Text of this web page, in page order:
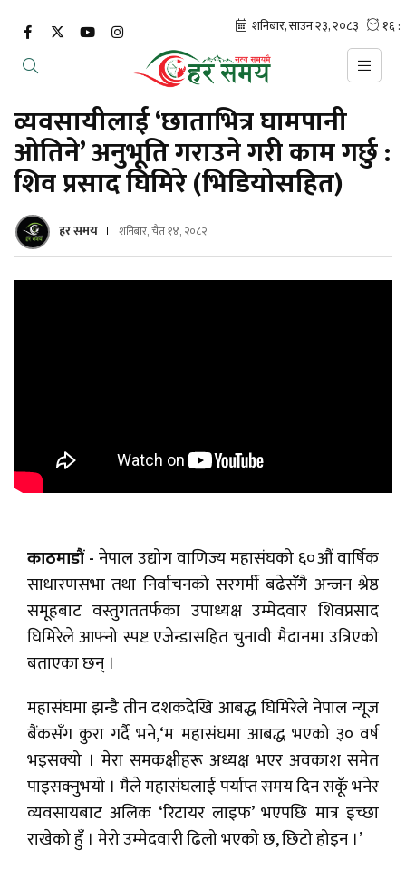
व्यवसायीलाई ‘छाताभित्र घामपानी
ओतिने’ अनुभूति गराउने गरी काम गर्छु :
शिव प्रसाद घिमिरे (भिडियोसहित)
हर समय शनिबार, चैत १४, २०८२
काठमाडौं -नेपाल उद्योग वाणिज्य महासंघको ६०औं वार्षिक
साधारणसभा तथा निर्वाचनको सरगर्मी बढेसँगै अन्जन श्रेष्ठ
समूहबाट वस्तुगततर्फका उपाध्यक्ष उम्मेदवार शिवप्रसाद
घिमिरेले आफ्नो स्पष्ट एजेन्डासहित चुनावी मैदानमा उत्रिएको
बताएका छन् ।
महासंघमा झन्डै तीन दशकदेखि आबद्ध घिमिरेले नेपाल न्यूज
बैंकसँग कुरा गर्दै भने,‘म महासंघमा आबद्ध भएको ३० वर्ष
भइसक्यो । मेरा समकक्षीहरू अध्यक्ष भएर अवकाश समेत
पाइसक्नुभयो । मैले महासंघलाई पर्याप्त समय दिन सकूँ भनेर
व्यवसायबाट अलिक ‘रिटायर लाइफ’ भएपछि मात्र इच्छा
राखेको हुँ । मेरो उम्मेदवारी ढिलो भएको छ, छिटो होइन ।’